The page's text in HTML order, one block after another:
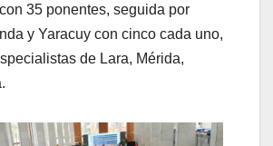
35 ponentes, seguida por
y Yaracuy con cinco cada uno,
de Lara, Mérida,